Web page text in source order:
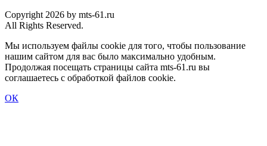
Copyright 2026 by mts-61.ru
All Rights Reserved.
Мы используем файлы cookie для того, чтобы пользование
нашим сайтом для вас было максимально удобным.
Продолжая посещать страницы сайта mts-61.ru вы
соглашаетесь с обработкой файлов cookie.
ОК